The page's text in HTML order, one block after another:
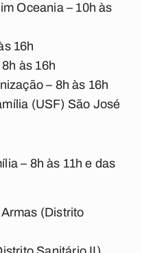
Oceania – 10h às
16h
às 16h
– 8h às 16h
(USF) São José
– 8h às 11h e das
(Distrito